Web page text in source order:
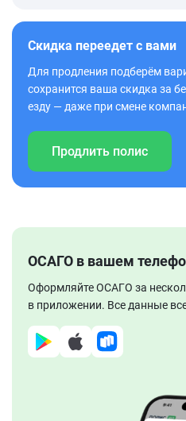
Скидка переедет с вами
Для продления подберём
сохранится ваша скидка за
езду — даже при смене
Продлить полис
ОСАГО в вашем
Оформляйте ОСАГО за
в приложении. Все данные